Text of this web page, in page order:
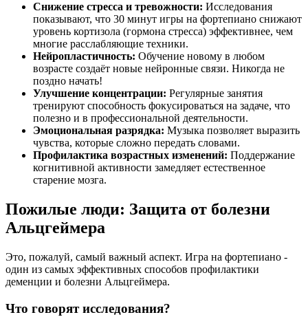
Снижение стресса и тревожности: Исследования
показывают, что 30 минут игры на фортепиано снижают
уровень кортизола (гормона стресса) эффективнее, чем
многие расслабляющие техники.
Нейропластичность: Обучение новому в любом
возрасте создаёт новые нейронные связи. Никогда не
поздно начать!
Улучшение концентрации: Регулярные занятия
тренируют способность фокусироваться на задаче, что
полезно и в профессиональной деятельности.
Эмоциональная разрядка: Музыка позволяет выразить
чувства, которые сложно передать словами.
Профилактика возрастных изменений: Поддержание
когнитивной активности замедляет естественное
старение мозга.
Пожилые люди: Защита от болезни
Альцгеймера
Это, пожалуй, самый важный аспект. Игра на фортепиано -
один из самых эффективных способов профилактики
деменции и болезни Альцгеймера.
Что говорят исследования?